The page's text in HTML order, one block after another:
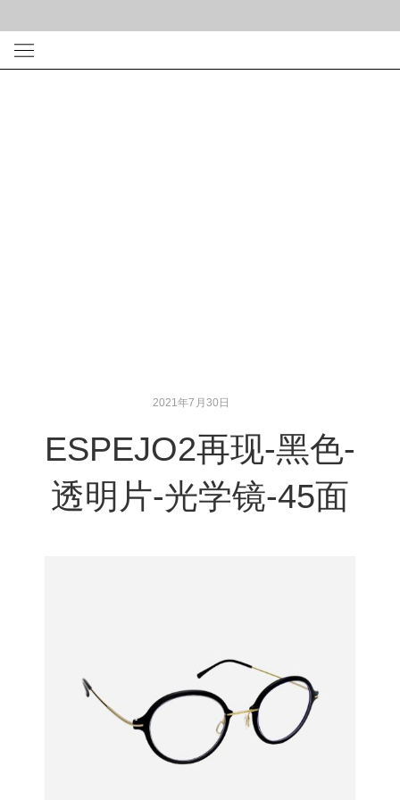
2021年7月30日
ESPEJO2再现-黑色-
透明片-光学镜-45面